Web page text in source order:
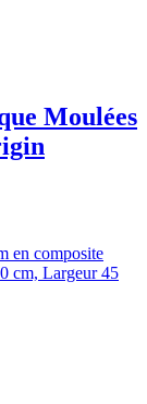
Moulées
en composite
cm, Largeur 45